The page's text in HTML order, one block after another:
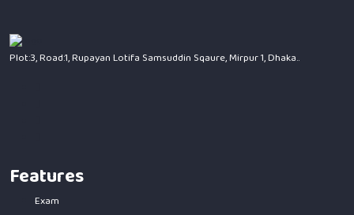
Plot:3, Road:1, Rupayan Lotifa Samsuddin Sqaure, Mirpur 1, Dhaka..
Features
Exam